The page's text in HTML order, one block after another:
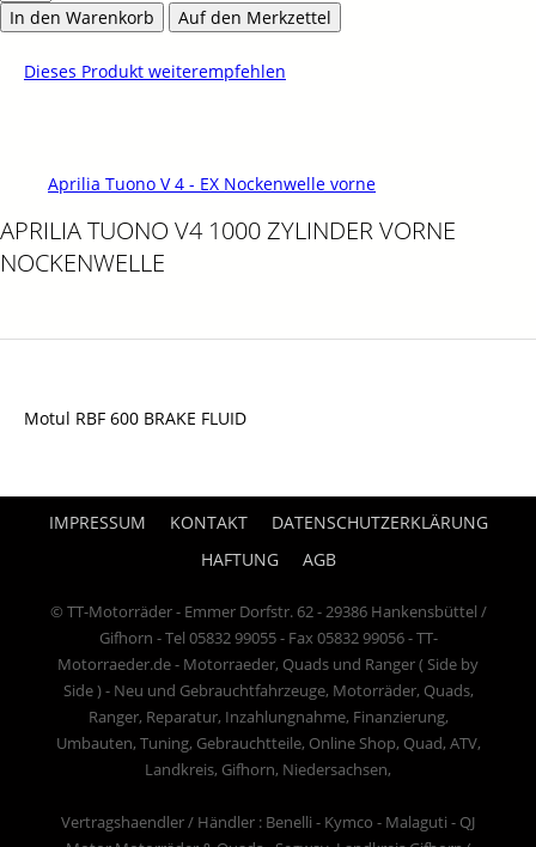
In den Warenkorb
Auf den Merkzettel
Dieses Produkt weiterempfehlen
Aprilia Tuono V 4 - EX Nockenwelle vorne
APRILIA TUONO V4 1000 ZYLINDER VORNE
NOCKENWELLE
Motul RBF 600 BRAKE FLUID
IMPRESSUM KONTAKT
DATENSCHUTZERKLÄRUNG
HAFTUNG
AGB
© TT-Motorräder - Emmer Dorfstr. 62 - 29386 Hankensbüttel /
Gifhorn - Tel 05832 99055 - Fax 05832 99056 - TT-
Motorraeder.de - Motorraeder, Quads und Ranger ( Side by
Side ) - Neu und Gebrauchtfahrzeuge, Motorräder, Quads,
Ranger, Reparatur, Inzahlungnahme, Finanzierung,
Umbauten, Tuning, Gebrauchtteile, Online Shop, Quad, ATV,
Landkreis, Gifhorn, Niedersachsen,
Vertragshaendler / Händler : Benelli - Kymco - Malaguti - QJ